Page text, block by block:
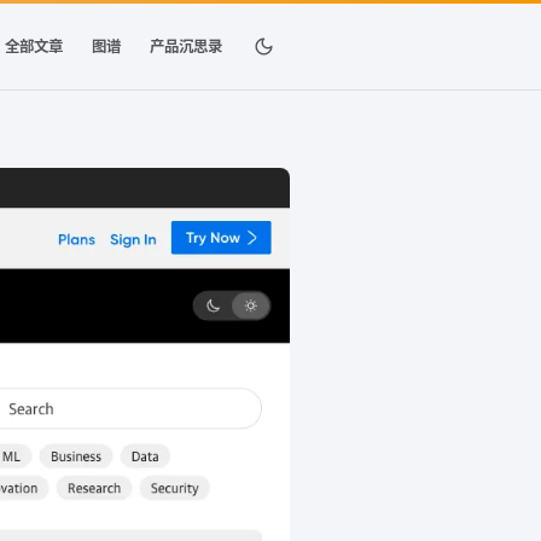
全部文章 图谱 产品沉思录